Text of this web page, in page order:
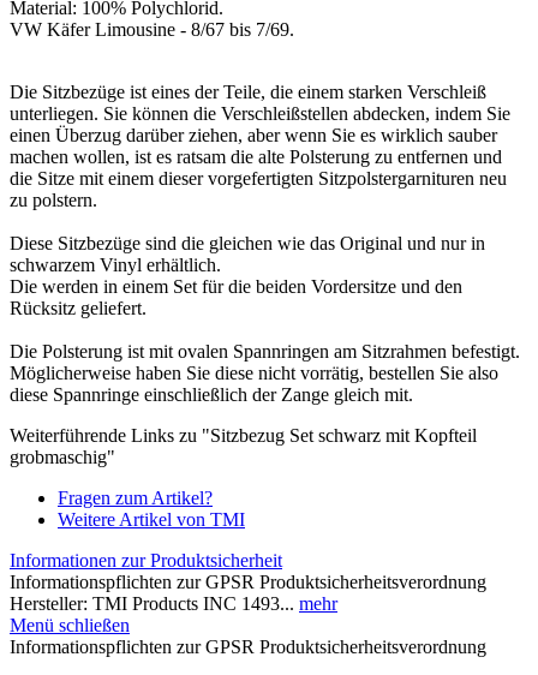
Material: 100% Polychlorid.
VW Käfer Limousine - 8/67 bis 7/69.
Die Sitzbezüge ist eines der Teile, die einem starken Verschleiß
unterliegen. Sie können die Verschleißstellen abdecken, indem Sie
einen Überzug darüber ziehen, aber wenn Sie es wirklich sauber
machen wollen, ist es ratsam die alte Polsterung zu entfernen und
die Sitze mit einem dieser vorgefertigten Sitzpolstergarnituren neu
zu polstern.
Diese Sitzbezüge sind die gleichen wie das Original und nur in
schwarzem Vinyl erhältlich.
Die werden in einem Set für die beiden Vordersitze und den
Rücksitz geliefert.
Die Polsterung ist mit ovalen Spannringen am Sitzrahmen befestigt.
Möglicherweise haben Sie diese nicht vorrätig, bestellen Sie also
diese Spannringe einschließlich der Zange gleich mit.
Weiterführende Links zu "Sitzbezug Set schwarz mit Kopfteil
grobmaschig"
Fragen zum Artikel?
Weitere Artikel von TMI
Informationen zur Produktsicherheit
Informationspflichten zur GPSR Produktsicherheitsverordnung
Hersteller: TMI Products INC 1493... mehr
Menü schließen
Informationspflichten zur GPSR Produktsicherheitsverordnung